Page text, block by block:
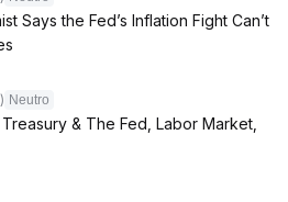
Says the Fed’s Inflation Fight Can’t
Neutro
& The Fed, Labor Market,